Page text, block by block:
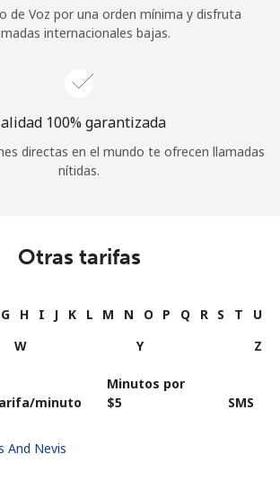
de Voz por una orden mínima y disfruta
internacionales bajas.
100% garantizada
directas en el mundo te ofrecen llamadas
nítidas.
Otras tarifas
G H I J K L M N O P Q R S T
U
W Y Z
minuto
Minutos por
⁦$5⁩
SMS
And Nevis